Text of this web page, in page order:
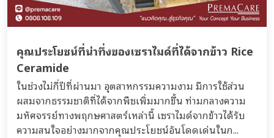
คุณประโยชน์ที่น่าทึ่งของเซราไมด์ที่ได้จากข้าว Rice
Ceramide
ในช่วงไม่กี่ปีที่ผ่านมา อุตสาหกรรมความงาม มีการใช้ส่วน
ผสมจากธรรมชาติที่ได้จากพืชเพิ่มมากขึ้น ท่ามกลางความ
มหัศจรรย์ทางพฤกษศาสตร์เหล่านี้ เซราไมด์จากข้าวได้รับ
ความสนใจอย่างมากจากคุณประโยชน์อันโดดเด่นในก...